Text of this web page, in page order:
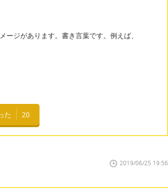
ジがあります。書き言葉です。例えば、
た 20
2019/06/25 19:56